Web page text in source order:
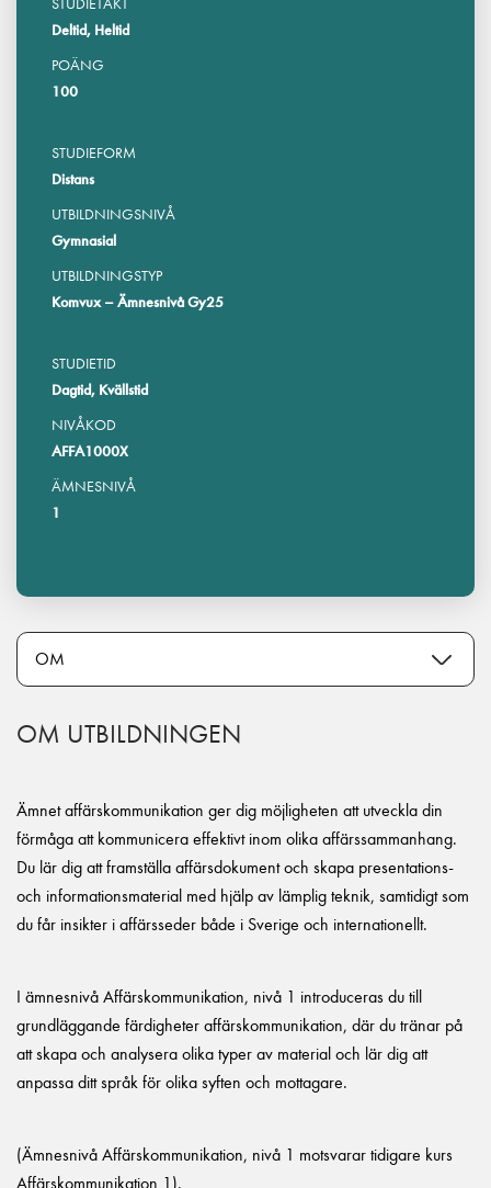
STUDIETAKT
Deltid, Heltid
POÄNG
100
STUDIEFORM
Distans
UTBILDNINGSNIVÅ
Gymnasial
UTBILDNINGSTYP
Komvux – Ämnesnivå Gy25
STUDIETID
Dagtid, Kvällstid
NIVÅKOD
AFFA1000X
ÄMNESNIVÅ
1
OM UTBILDNINGEN
Ämnet affärskommunikation ger dig möjligheten att utveckla din
förmåga att kommunicera effektivt inom olika affärssammanhang.
Du lär dig att framställa affärsdokument och skapa presentations-
och informationsmaterial med hjälp av lämplig teknik, samtidigt som
du får insikter i affärsseder både i Sverige och internationellt.
I ämnesnivå Affärskommunikation, nivå 1 introduceras du till
grundläggande färdigheter affärskommunikation, där du tränar på
att skapa och analysera olika typer av material och lär dig att
anpassa ditt språk för olika syften och mottagare.
(Ämnesnivå Affärskommunikation, nivå 1 motsvarar tidigare kurs
Affärskommunikation 1).